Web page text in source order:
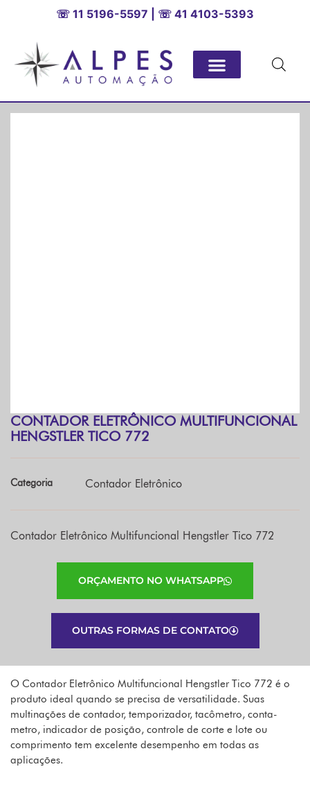
☏ 11 5196-5597 | ☏ 41 4103-5393
CONTADOR ELETRÔNICO MULTIFUNCIONAL
HENGSTLER TICO 772
Categoria Contador Eletrônico
Contador Eletrônico Multifuncional Hengstler Tico 772
ORÇAMENTO NO WHATSAPP
OUTRAS FORMAS DE CONTATO
O Contador Eletrônico Multifuncional Hengstler Tico 772 é o
produto ideal quando se precisa de versatilidade. Suas
multinações de contador, temporizador, tacômetro, conta-
metro, indicador de posição, controle de corte e lote ou
comprimento tem excelente desempenho em todas as
aplicações.